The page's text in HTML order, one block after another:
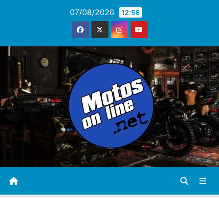
07/08/2026 12:56